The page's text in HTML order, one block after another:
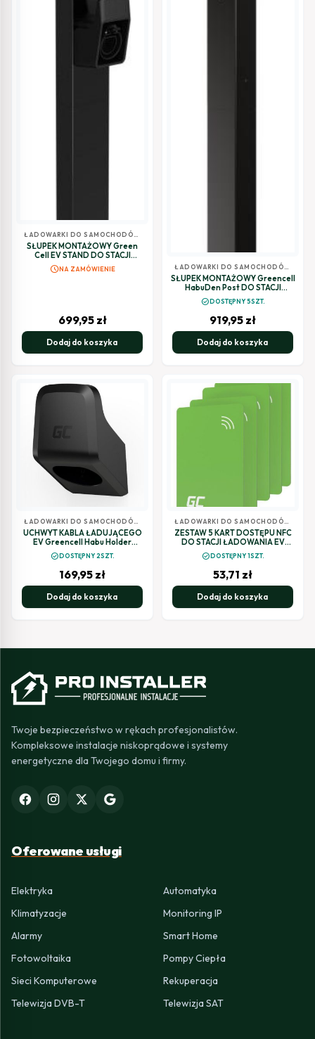
ŁADOWARKI DO SAMOCHODÓW
ELEKTRYCZNYCH
SŁUPEK MONTAŻOWY Green
Cell EV STAND DO STACJI
ŁADOWANIA EV WALLBOX
EVSTND01
scheduleNA ZAMÓWIENIE
699,95 zł
Dodaj do koszyka
ŁADOWARKI DO SAMOCHODÓW
ELEKTRYCZNYCH
SŁUPEK MONTAŻOWY Greencell
HabuDen Post DO STACJI
ŁADOWANIA HabuDen
WALLBOX EVGCAKHP1
check_circleDOSTĘPNY 5SZT.
919,95 zł
Dodaj do koszyka
ŁADOWARKI DO SAMOCHODÓW
ELEKTRYCZNYCH
UCHWYT KABLA ŁADUJĄCEGO
EV Greencell Habu Holder
EVGCAKHH1
check_circleDOSTĘPNY 2SZT.
169,95 zł
Dodaj do koszyka
ŁADOWARKI DO SAMOCHODÓW
ELEKTRYCZNYCH
ZESTAW 5 KART DOSTĘPU NFC
DO STACJI ŁADOWANIA EV
Greencell HabuDen
EVGCAKNFC5
check_circleDOSTĘPNY 1SZT.
53,71 zł
Dodaj do koszyka
Twoje bezpieczeństwo w rękach profesjonalistów.
Kompleksowe instalacje niskoprądowe i systemy
energetyczne dla Twojego domu i firmy.
Oferowane usługi
Elektryka
Automatyka
Klimatyzacje
Monitoring IP
Alarmy
Smart Home
Fotowoltaika
Pompy Ciepła
Sieci Komputerowe
Rekuperacja
Telewizja DVB-T
Telewizja SAT